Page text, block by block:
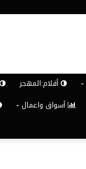
أقلام:المهجر
أسواق واعمال